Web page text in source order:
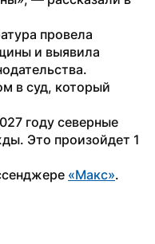
провела
и выявила
в суд, который
году северные
Это произойдет 1
«Макс».